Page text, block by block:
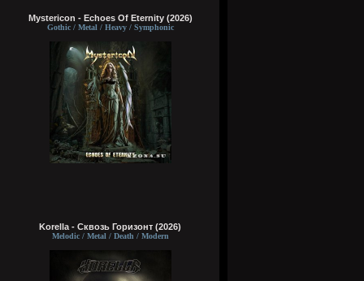
Mystericon - Echoes Of Eternity (2026)
Gothic / Metal / Heavy / Symphonic
Korella - Сквозь Горизонт (2026)
Melodic / Metal / Death / Modern